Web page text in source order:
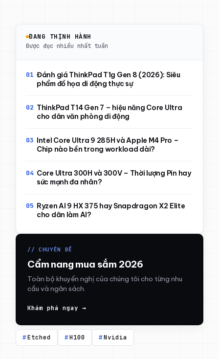
ĐANG THỊNH HÀNH
Được đọc nhiều nhất tuần
Đánh giá ThinkPad T1g Gen 8 (2026): Siêu
phẩm đồ họa di động thực sự
ThinkPad T14 Gen 7 – hiệu năng Core Ultra
cho dân văn phòng di động
Intel Core Ultra 9 285H và Apple M4 Pro –
Chip nào bền trong workload dài?
Core Ultra 300H và 300V – Thời lượng Pin hay
sức mạnh đa nhân?
Ryzen AI 9 HX 375 hay Snapdragon X2 Elite
cho dân làm AI?
// CHUYÊN ĐỀ
Cẩm nang mua sắm 2026
Toàn bộ khuyến nghị của chúng tôi cho từng nhu
cầu và ngân sách.
Khám phá ngay →
Etched H100 Nvidia